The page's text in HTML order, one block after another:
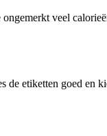
veel
etiketten goed en